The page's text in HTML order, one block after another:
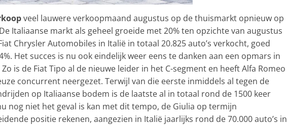
veel lauwere verkoopmaand augustus op de thuismarkt opnieuw op
Italiaanse markt als geheel groeide met 20% ten opzichte van augustus
Chrysler Automobiles in Italië in totaal 20.825 auto’s verkocht, goed
Het succes is nu ook eindelijk weer eens te danken aan een opmars in
is de Fiat Tipo al de nieuwe leider in het C-segment en heeft Alfa Romeo
concurrent neergezet. Terwijl van die eerste inmiddels al tegen de
op Italiaanse bodem is de laatste al in totaal rond de 1500 keer
nog niet het geval is kan met dit tempo, de Giulia op termijn
positie rekenen, aangezien in Italië jaarlijks rond de 70.000 auto’s in